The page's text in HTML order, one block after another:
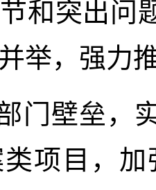
和突出问
举，强力
壁垒，
项目，